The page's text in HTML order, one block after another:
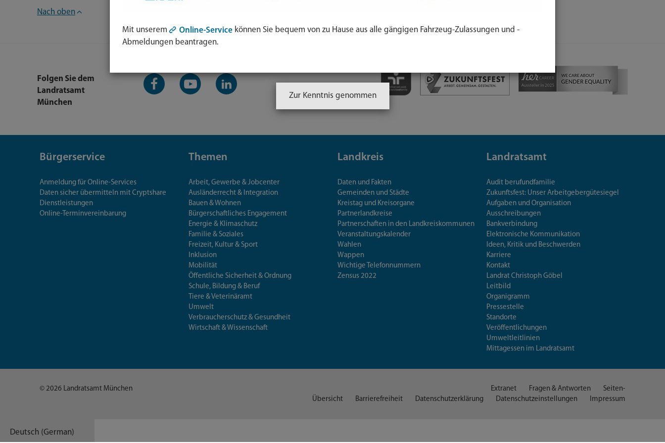
Nach oben
Folgen Sie dem
Landratsamt
München
Facebook-
Seite
YouTube-
Kanal
LinkedIn-
Kanal
Bürgerservice
Anmeldung für Online-Services
Daten sicher übermitteln mit Cryptshare
Dienstleistungen
Online-Terminvereinbarung
Themen
Arbeit, Gewerbe & Jobcenter
Ausländerrecht & Integration
Bauen & Wohnen
Bürgerschaftliches Engagement
Energie & Klimaschutz
Familie & Soziales
Freizeit, Kultur & Sport
Inklusion
Mobilität
Öffentliche Sicherheit & Ordnung
Schule, Bildung & Beruf
Tiere & Veterinäramt
Umwelt
Verbraucherschutz & Gesundheit
Wirtschaft & Wissenschaft
Landkreis
Daten und Fakten
Gemeinden und Städte
Kreistag und Kreisorgane
Partnerlandkreise
Partnerschaften in den Landkreiskommunen
Veranstaltungskalender
Wahlen
Wappen
Wichtige Telefonnummern
Zensus 2022
Landratsamt
Audit berufundfamilie
Zukunftsfest: Unser Arbeitgebergütesiegel
Aufgaben und Organisation
Ausschreibungen
Bankverbindung
Elektronische Kommunikation
Ideen, Kritik und Beschwerden
Karriere
Kontakt
Landrat Christoph Göbel
Leitbild
Organigramm
Pressestelle
Standorte
Veröffentlichungen
Umweltleitlinien
Mittagessen im Landratsamt
© 2026 Landratsamt München Extranet Fragen & Antworten
Seiten-
Übersicht
Barrierefreiheit Datenschutzerklärung Datenschutzeinstellungen Impressum
Mit unserem Online-Service können Sie bequem von zu Hause aus alle gängigen Fahrzeug-Zulassungen und -
Abmeldungen beantragen.
Zur Kenntnis genommen
Deutsch (German)